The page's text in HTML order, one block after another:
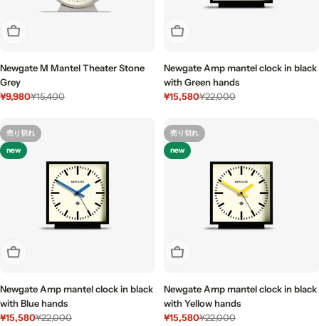
売り切れ
Newgate M Mantel Theater Stone
Grey
セ
ル
価
格
¥9,980
通
価
格
¥15,400
売り切れ
Newgate Amp mantel clock in black
with Green hands
セ
ル
価
格
¥15,580
通
価
格
¥22,000
売り切れ
new
売り切れ
Newgate Amp mantel clock in black
with Blue hands
セ
¥15,580
通
¥22,000
売り切れ
new
売り切れ
Newgate Amp mantel clock in black
with Yellow hands
セ
¥15,580
通
¥22,000